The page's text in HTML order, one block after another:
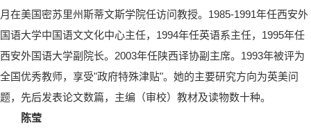
月在美国密苏里州斯蒂文斯学院任访问教授。1985-1991年任西安外
国语大学中国语文文化中心主任，1994年任英语系主任，1995年任
西安外国语大学副院长。2003年任陕西译协副主席。1993年被评为
全国优秀教师，享受"政府特殊津贴"。她的主要研究方向为英美问
题，先后发表论文数篇，主编（审校）教材及读物数十种。
陈莹